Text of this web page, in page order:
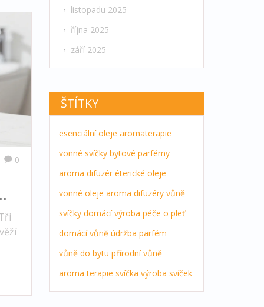
0
listopadu 2025
října 2025
září 2025
ŠTÍTKY
esenciální oleje aromaterapie
vonné svíčky bytové parfémy
aroma difuzér éterické oleje
vonné oleje aroma difuzéry vůně
svíčky domácí výroba péče o pleť
domácí vůně údržba parfém
vůně do bytu přírodní vůně
aroma terapie svíčka výroba svíček